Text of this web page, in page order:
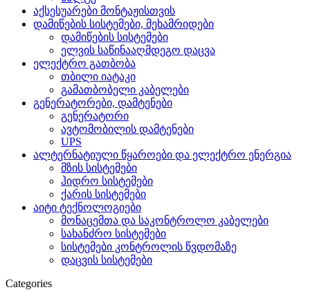
აქსესუარები მონტაჟისთვის
დამიწების სისტემები, მეხამრიდები
დამიწების სისტემები
ელვის საწინააღმდეგო დაცვა
ელექტრო გათბობა
თბილი იატაკი
გამათბობელი კაბელები
გენერატორები, დამტენები
გენერატორი
ავტომობილის დამტენები
UPS
ალტერნატიული წყაროები და ელექტრო ენერგია
მზის სისტემები
ჰიდრო სისტემები
ქარის სისტემები
აიტი ტექნოლოგიები
მონაცემთა და საკონტროლო კაბელები
სახანძრო სისტემები
სისტემები კონტროლის წვდომაზე
დაცვის სისტემები
Categories